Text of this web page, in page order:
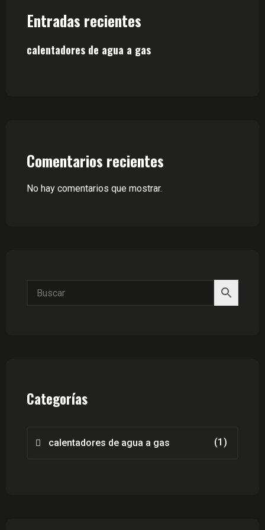
Entradas recientes
calentadores de agua a gas
Comentarios recientes
No hay comentarios que mostrar.
Categorías
calentadores de agua a gas (1)